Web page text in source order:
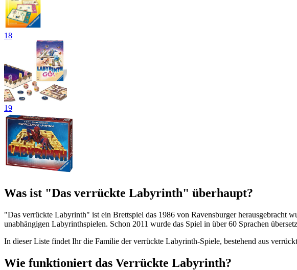
18
19
Was ist "Das verrückte Labyrinth" überhaupt?
"Das verrückte Labyrinth" ist ein Brettspiel das 1986 von Ravensburger herausgebracht
unabhängigen Labyrinthspielen. Schon 2011 wurde das Spiel in über 60 Sprachen
In dieser Liste findet Ihr die Familie der verrückte Labyrinth-Spiele, bestehend aus
Wie funktioniert das Verrückte Labyrinth?